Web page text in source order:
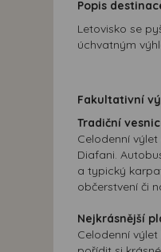
Popis
Letovisko se
úchvatným
Fakultativní
Tradiční
Celodenní
Diafani.
a typický
občerstvení či
Nejkrásnější
Celodenní